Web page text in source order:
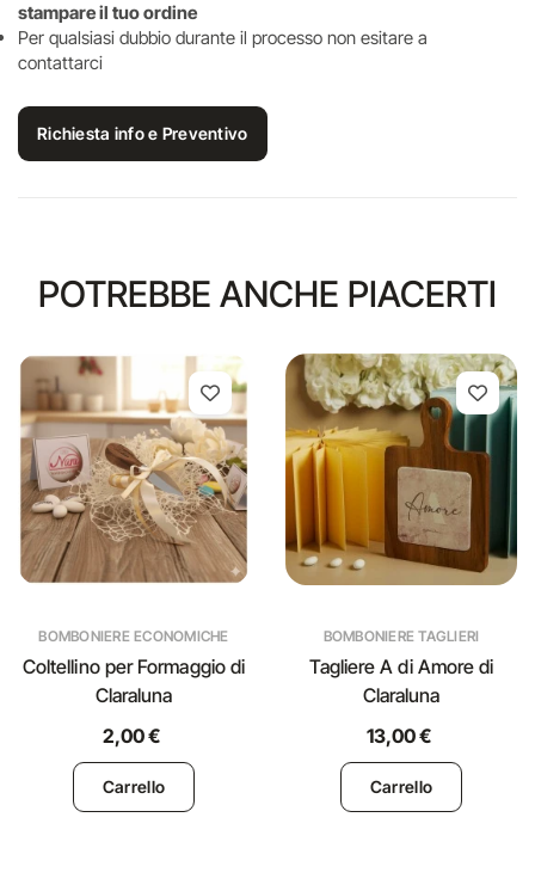
stampare il tuo ordine
Per qualsiasi dubbio durante il processo non esitare a
contattarci
Richiesta info e Preventivo
POTREBBE ANCHE PIACERTI
BOMBONIERE ECONOMICHE
Coltellino per Formaggio di
Claraluna
2,00 €
Carrello
BOMBONIERE TAGLIERI
Tagliere A di Amore di
Claraluna
13,00 €
Carrello